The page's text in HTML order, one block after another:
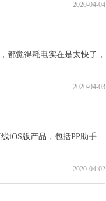
2020-04-04
都觉得耗电实在是太快了，
2020-04-03
iOS版产品，包括PP助手
2020-04-02